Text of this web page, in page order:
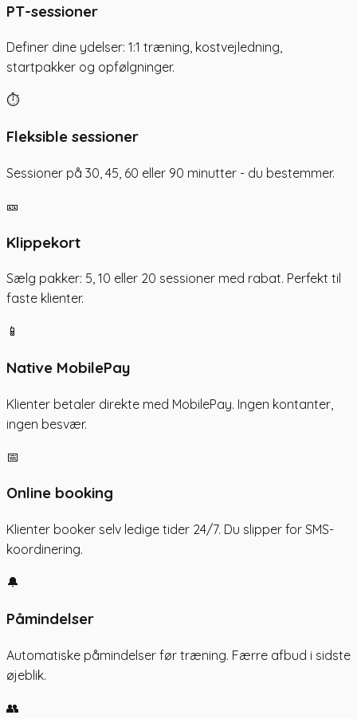
PT-sessioner
Definer dine ydelser: 1:1 træning, kostvejledning,
startpakker og opfølgninger.
⏱️
Fleksible sessioner
Sessioner på 30, 45, 60 eller 90 minutter - du bestemmer.
🎫
Klippekort
Sælg pakker: 5, 10 eller 20 sessioner med rabat. Perfekt til
faste klienter.
📱
Native MobilePay
Klienter betaler direkte med MobilePay. Ingen kontanter,
ingen besvær.
📅
Online booking
Klienter booker selv ledige tider 24/7. Du slipper for SMS-
koordinering.
🔔
Påmindelser
Automatiske påmindelser før træning. Færre afbud i sidste
øjeblik.
👥